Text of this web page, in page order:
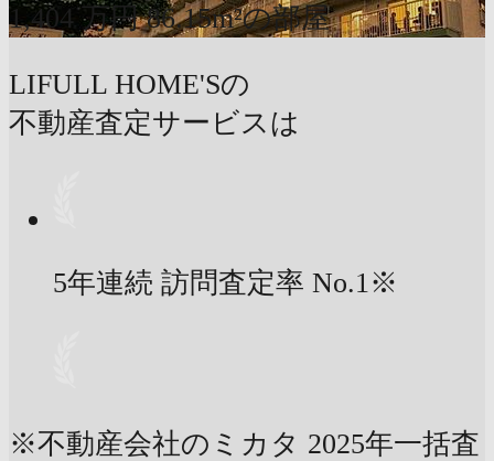
1,404 万円 86.15m²の部屋
LIFULL HOME'Sの
不動産査定サービスは
5年連続 訪問査定率 No.1※
※不動産会社のミカタ 2025年一括査